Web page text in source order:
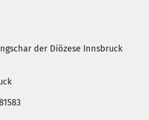
der Diözese Innsbruck